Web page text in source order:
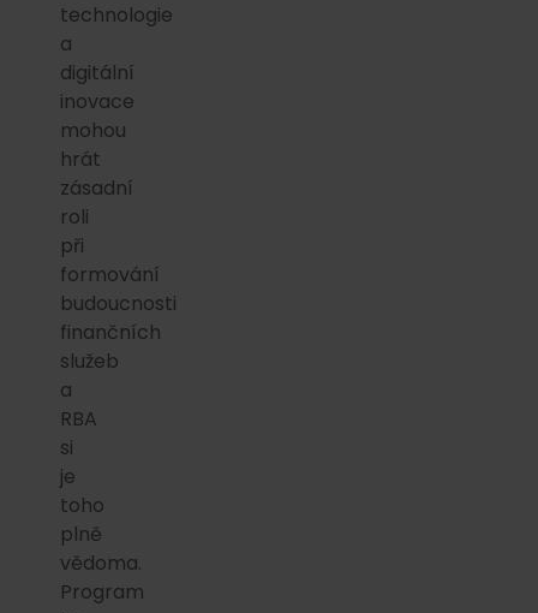
technologie
a
digitální
inovace
mohou
hrát
zásadní
roli
při
formování
budoucnosti
finančních
služeb
a
RBA
si
je
toho
plně
vědoma.
Program